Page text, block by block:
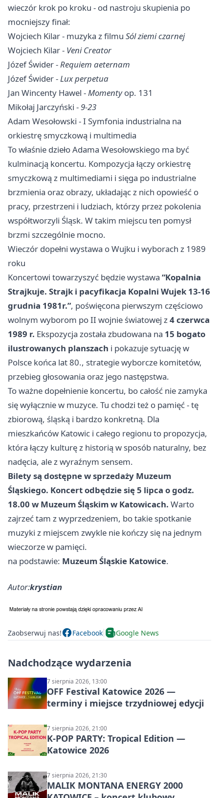
wieczór krok po kroku - od nastroju skupienia po
mocniejszy finał:
Wojciech Kilar - muzyka z filmu Sól ziemi czarnej
Wojciech Kilar - Veni Creator
Józef Świder -Requiem aeternam
Józef Świder -Lux perpetua
Jan Wincenty Hawel -Momentyop. 131
Mikołaj Jarczyński -9-23
Adam Wesołowski - I Symfonia industrialna na
orkiestrę smyczkową i multimedia
To właśnie dzieło Adama Wesołowskiego ma być
kulminacją koncertu. Kompozycja łączy orkiestrę
smyczkową z multimediami i sięga po industrialne
brzmienia oraz obrazy, układając z nich opowieść o
pracy, przestrzeni i ludziach, którzy przez pokolenia
współtworzyli Śląsk. W takim miejscu ten pomysł
brzmi szczególnie mocno.
Wieczór dopełni wystawa o Wujku i wyborach z 1989
roku
Koncertowi towarzyszyć będzie wystawa “Kopalnia
Strajkuje. Strajk i pacyfikacja Kopalni Wujek 13-16
grudnia 1981r.”, poświęcona pierwszym częściowo
wolnym wyborom po II wojnie światowej z4 czerwca
1989 r. Ekspozycja została zbudowana na 15 bogato
ilustrowanych planszach i pokazuje sytuację w
Polsce końca lat 80., strategie wyborcze komitetów,
przebieg głosowania oraz jego następstwa.
To ważne dopełnienie koncertu, bo całość nie zamyka
się wyłącznie w muzyce. Tu chodzi też o pamięć - tę
zbiorową, śląską i bardzo konkretną. Dla
mieszkańców Katowic i całego regionu to propozycja,
która łączy kulturę z historią w sposób naturalny, bez
nadęcia, ale z wyraźnym sensem.
Bilety są dostępne w sprzedaży Muzeum
Śląskiego. Koncert odbędzie się 5 lipca o godz.
18.00 w Muzeum Śląskim w Katowicach. Warto
zajrzeć tam z wyprzedzeniem, bo takie spotkanie
muzyki z miejscem zwykle nie kończy się na jednym
wieczorze w pamięci.
na podstawie: Muzeum Śląskie Katowice.
Autor:krystian
Zaobserwuj nas! Facebook Google News
Nadchodzące wydarzenia
7 sierpnia 2026, 13:00
OFF Festival Katowice 2026 —
terminy i miejsce trzydniowej edycji
7 sierpnia 2026, 21:00
K-POP PARTY: Tropical Edition —
Katowice 2026
7 sierpnia 2026, 21:30
MALIK MONTANA ENERGY 2000